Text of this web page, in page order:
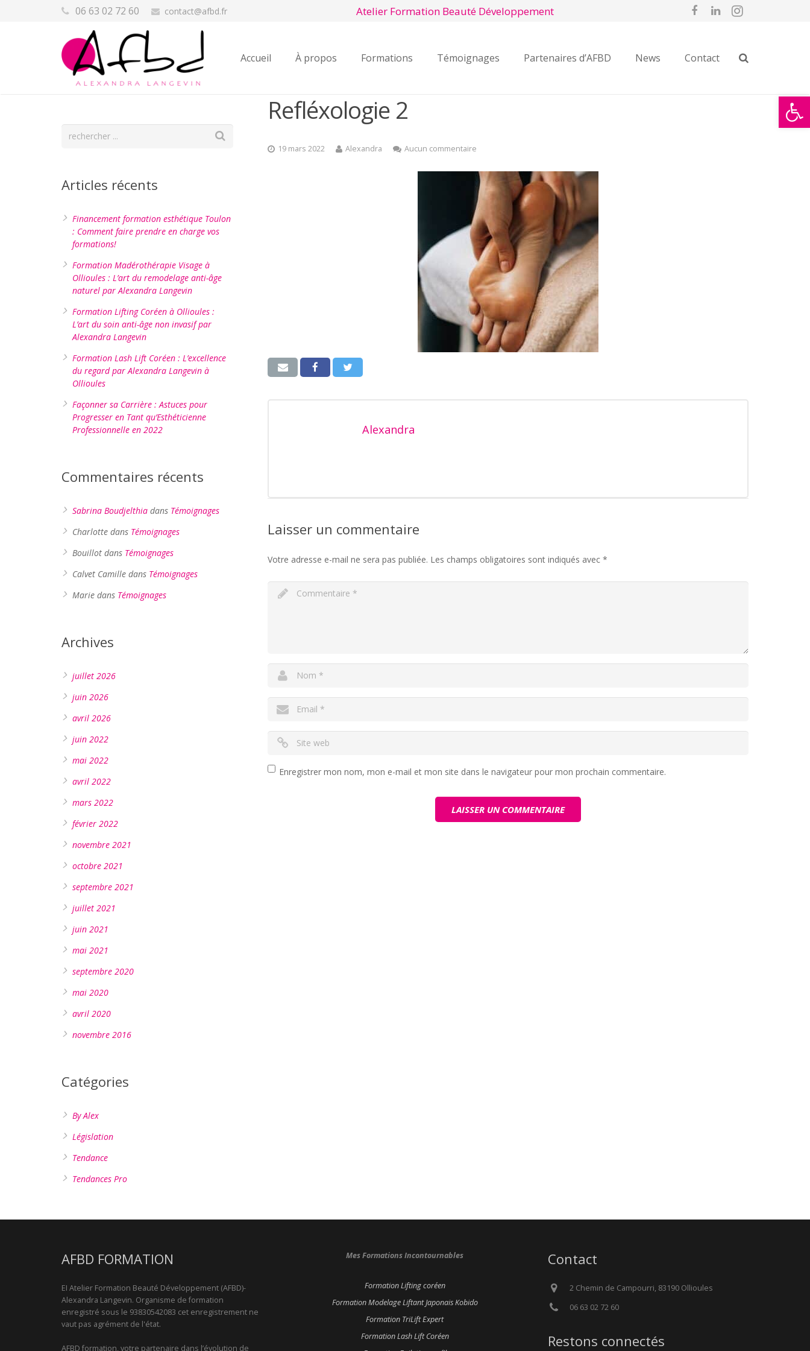
Ouvrir
06 63 02 72 60 contact@afbd.fr Atelier Formation Beauté Développement
Accueil À propos Formations Témoignages Partenaires d’AFBD News Contact
Refléxologie 2
19 mars 2022 Alexandra Aucun commentaire
Alexandra
Laisser un commentaire
Votre adresse e-mail ne sera pas publiée. Les champs obligatoires sont indiqués avec *
Enregistrer mon nom, mon e-mail et mon site dans le navigateur pour mon prochain commentaire.
Articles récents
Financement formation esthétique Toulon
: Comment faire prendre en charge vos
formations!
Formation Madérothérapie Visage à
Ollioules : L’art du remodelage anti-âge
naturel par Alexandra Langevin
Formation Lifting Coréen à Ollioules :
L’art du soin anti-âge non invasif par
Alexandra Langevin
Formation Lash Lift Coréen : L’excellence
du regard par Alexandra Langevin à
Ollioules
Façonner sa Carrière : Astuces pour
Progresser en Tant qu’Esthéticienne
Professionnelle en 2022
Commentaires récents
Sabrina Boudjelthia dans Témoignages
Charlotte dans Témoignages
Bouillot dans Témoignages
Calvet Camille dans Témoignages
Marie dans Témoignages
Archives
juillet 2026
juin 2026
avril 2026
juin 2022
mai 2022
avril 2022
mars 2022
février 2022
novembre 2021
octobre 2021
septembre 2021
juillet 2021
juin 2021
mai 2021
septembre 2020
mai 2020
avril 2020
novembre 2016
Catégories
By Alex
Législation
Tendance
Tendances Pro
AFBD FORMATION
EI Atelier Formation Beauté Développement (AFBD)-
Alexandra Langevin. Organisme de formation
enregistré sous le 93830542083 cet enregistrement ne
vaut pas agrément de l'état.
AFBD formation, votre partenaire dans l’évolution de
Mes Formations Incontournables
Formation Lifting coréen
Formation Modelage Liftant Japonais Kobido
Formation TriLift Expert
Formation Lash Lift Coréen
Contact
2 Chemin de Campourri, 83190 Ollioules
06 63 02 72 60
Restons connectés